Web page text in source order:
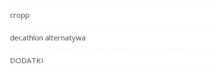
cropp
decathlon alternatywa
DODATKI